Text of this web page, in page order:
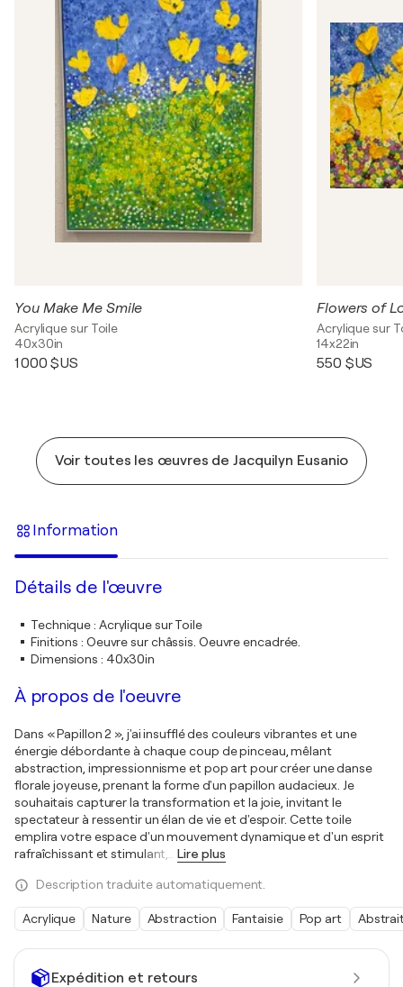
Expédition et retours
You Make Me Smile
Acrylique sur Toile
40x30in
1 000 $US
Flowers of
Acrylique sur
14x22in
550 $US
Voir toutes les œuvres de Jacquilyn Eusanio
Information
Détails de l'œuvre
Technique: Acrylique sur Toile
Finitions : Oeuvre sur châssis. Oeuvre encadrée.
Dimensions : 40x30in
À propos de l'oeuvre
Dans « Papillon 2 », j'ai insufflé des couleurs vibrantes et une
énergie débordante à chaque coup de pinceau, mêlant
abstraction, impressionnisme et pop art pour créer une danse
florale joyeuse, prenant la forme d'un papillon audacieux. Je
souhaitais capturer la transformation et la joie, invitant le
spectateur à ressentir un élan de vie et d'espoir. Cette toile
emplira votre espace d'un mouvement dynamique et d'un esprit
rafraîchissant et stimulant,
Lire plus
Description traduite automatiquement.
Acrylique Nature Abstraction Fantaisie Pop art